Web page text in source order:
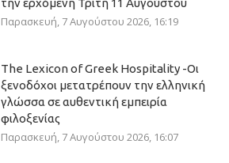
την ερχόμενη Τρίτη 11 Αυγούστου
Παρασκευή, 7 Αυγούστου 2026, 16:19
The Lexicon of Greek Hospitality -Οι
ξενοδόχοι μετατρέπουν την ελληνική
γλώσσα σε αυθεντική εμπειρία
φιλοξενίας
Παρασκευή, 7 Αυγούστου 2026, 16:07